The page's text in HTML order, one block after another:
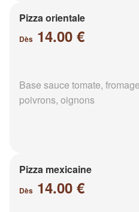
Pizza orientale
Dès 14.00 €
Base sauce tomate,
poivrons, oignons
Pizza mexicaine
Dès 14.00 €